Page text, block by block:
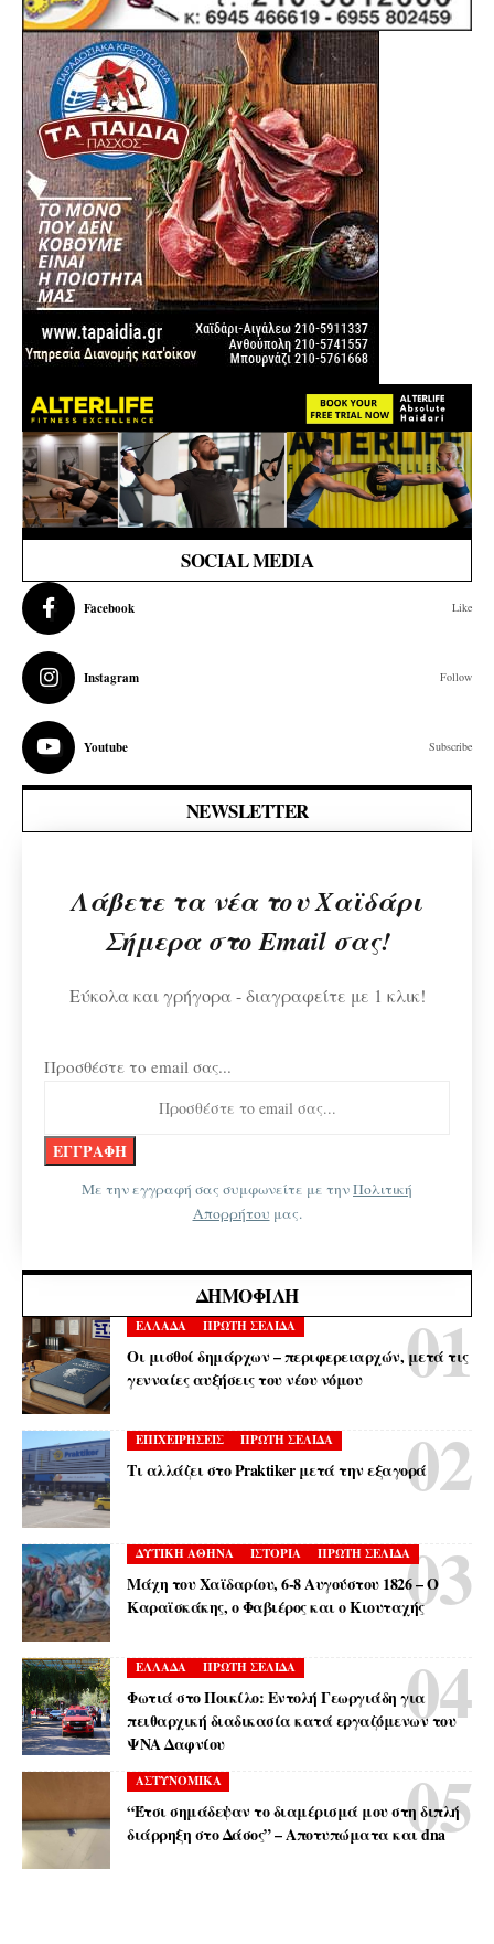
SOCIAL MEDIA
Facebook Like
Instagram Follow
Youtube Subscribe
NEWSLETTER
Λάβετε τα νέα του Χαϊδάρι
Σήμερα στο Email σας!
Εύκολα και γρήγορα - διαγραφείτε με 1 κλικ!
Προσθέστε το email σας...
Με την εγγραφή σας συμφωνείτε με τηνΠολιτική
Απορρήτου μας.
ΔΗΜΟΦΙΛΉ
ΕΛΛΑΔΑ ΠΡΩΤΗ ΣΕΛΙΔΑ
Οι μισθοί δημάρχων – περιφερειαρχών, μετά τις
γενναίες αυξήσεις του νέου νόμου
ΕΠΙΧΕΙΡΗΣΕΙΣ ΠΡΩΤΗ ΣΕΛΙΔΑ
Τι αλλάζει στο Praktiker μετά την εξαγορά
ΔΥΤΙΚΗ ΑΘΗΝΑ ΙΣΤΟΡΙΑ ΠΡΩΤΗ ΣΕΛΙΔΑ
Μάχη του Χαϊδαρίου, 6-8 Αυγούστου 1826 – Ο
Καραϊσκάκης, ο Φαβιέρος και ο Κιουταχής
ΕΛΛΑΔΑ ΠΡΩΤΗ ΣΕΛΙΔΑ
Φωτιά στο Ποικίλο: Εντολή Γεωργιάδη για
πειθαρχική διαδικασία κατά εργαζόμενων του
ΨΝΑ Δαφνίου
ΑΣΤΥΝΟΜΙΚΑ
“Έτσι σημάδεψαν το διαμέρισμά μου στη διπλή
διάρρηξη στο Δάσος” – Αποτυπώματα και dna